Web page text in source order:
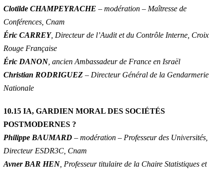
Clotilde CHAMPEYRACHE – modération – Maîtresse de
Conférences, Cnam
Éric CARREY, Directeur de l’Audit et du Contrôle Interne, Croix
Rouge Française
Éric DANON, ancien Ambassadeur de France en Israël
Christian RODRIGUEZ – Directeur Général de la Gendarmerie
Nationale
10.15 IA, GARDIEN MORAL DES SOCIÉTÉS
POSTMODERNES ?
Philippe BAUMARD – modération – Professeur des Universités,
Directeur ESDR3C, Cnam
Avner BAR HEN, Professeur titulaire de la Chaire Statistiques et